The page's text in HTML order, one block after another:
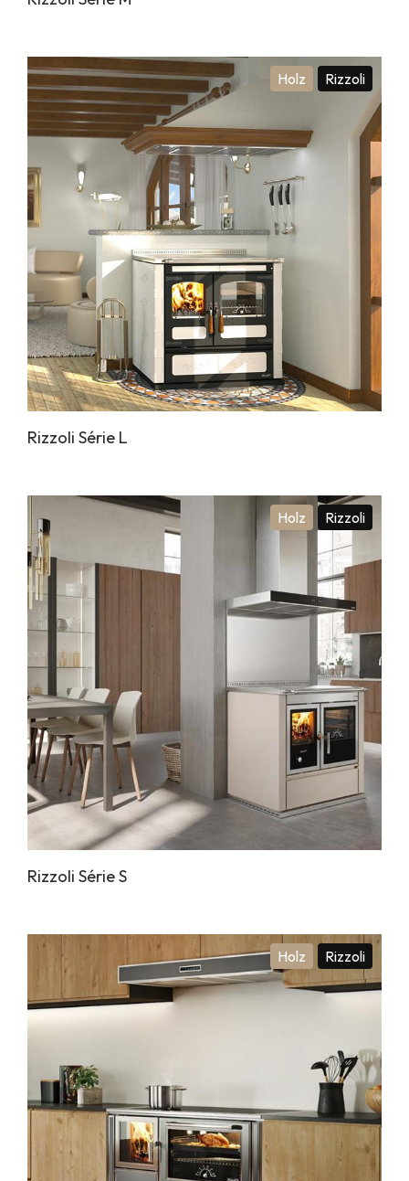
Holz Rizzoli
Rizzoli Série L
Holz Rizzoli
Rizzoli Série S
Holz Rizzoli